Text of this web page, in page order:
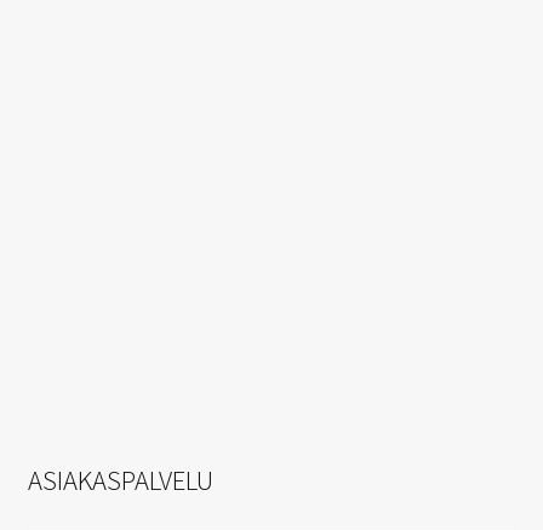
ASIAKASPALVELU